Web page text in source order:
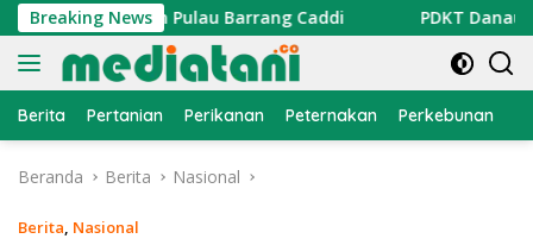
Langsung
ke
konten
Breaking News
Garden Pulau Barrang Caddi PDKT Danau
Berita Pertanian Perikanan Peternakan Perkebunan
Beranda Berita Nasional
Berita, Nasional